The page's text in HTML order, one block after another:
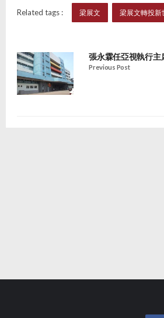
Related tags : 梁展文 梁展文轉投新
張永霖任亞視執行主
Previous Post